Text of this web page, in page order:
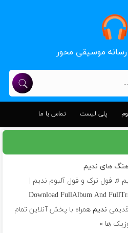
موسیقی محور
پلی لیست تماس با ما
های ندیم
♫ فول ترک و فول آلبوم ندیم |
Download FullAlbum And
ندیم همراه با پخش آنلاین تمام
ها »